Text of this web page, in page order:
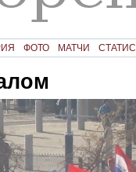
ФОТО МАТЧИ